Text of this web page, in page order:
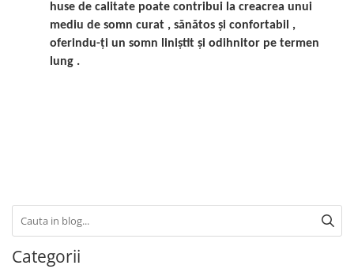
huse de calitate poate contribui la creacrea unui
mediu de somn curat , sănătos și confortabil ,
oferindu-ți un somn liniștit și odihnitor pe termen
lung .
Categorii